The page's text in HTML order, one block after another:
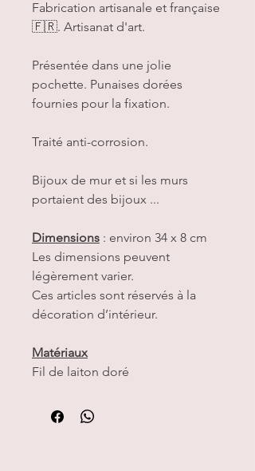
Fabrication artisanale et française
🇫🇷. Artisanat d'art.
Présentée dans une jolie
pochette. Punaises dorées
fournies pour la fixation.
Traité anti-corrosion.
Bijoux de mur et si les murs
portaient des bijoux ...
Dimensions : environ 34 x 8 cm
Les dimensions peuvent
légèrement varier.
Ces articles sont réservés à la
décoration d’intérieur.
Matériaux
Fil de laiton doré